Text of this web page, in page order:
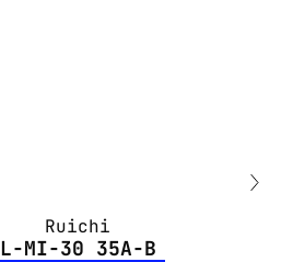
Ruichi
L-MI-30 35A-B